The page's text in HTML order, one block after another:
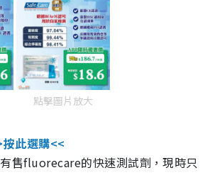
點擊圖片放大
按此選購<<
售fluorecare的快速測試劑，現時只